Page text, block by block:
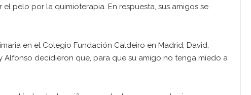
pelo por la quimioterapia. En respuesta, sus amigos se
en el Colegio Fundación Caldeiro en Madrid, David,
Alfonso decidieron que, para que su amigo no tenga miedo a